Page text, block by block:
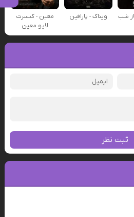
شب
ویناک - پارافین
معین - کنسرت
لایو معین
ثبت نظر